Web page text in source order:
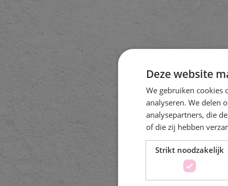
Deze website
We gebruiken cookies
analyseren. We delen
analysepartners, die
of die zij hebben
Strikt noodzakelijk